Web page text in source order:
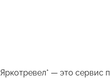
Яркотревел* — это сервис